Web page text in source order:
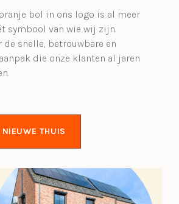
bol in ons logo is al meer
symbool van wie wij zijn.
de snelle, betrouwbare en
die onze klanten al jaren
THUIS